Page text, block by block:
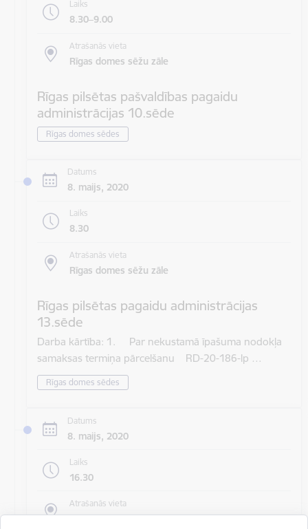
Laiks
8.30–9.00
Atrašanās vieta
Rīgas domes sēžu zāle
Rīgas pilsētas pašvaldības pagaidu
administrācijas 10.sēde
Rīgas domes sēdes
Datums
8. maijs, 2020
Laiks
8.30
Atrašanās vieta
Rīgas domes sēžu zāle
Rīgas pilsētas pagaidu administrācijas
13.sēde
Darba kārtība: 1. Par nekustamā īpašuma nodokļa
samaksas termiņa pārcelšanu RD-20-186-lp …
Rīgas domes sēdes
Datums
8. maijs, 2020
Laiks
16.30
Atrašanās vieta
Rīgas domes sēžu zāle